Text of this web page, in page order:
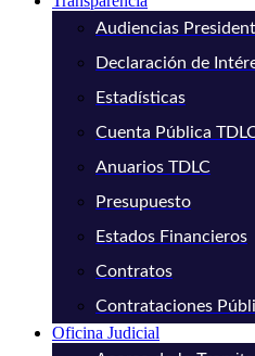
Audiencias
Declaración de
Estadísticas
Cuenta Pública
Anuarios TDLC
Presupuesto
Estados Financieros
Contratos
Contrataciones
Oficina Judicial